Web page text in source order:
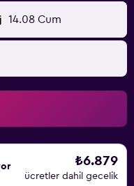
14.08 Cum
₺6.879
ücretler dahil gecelik